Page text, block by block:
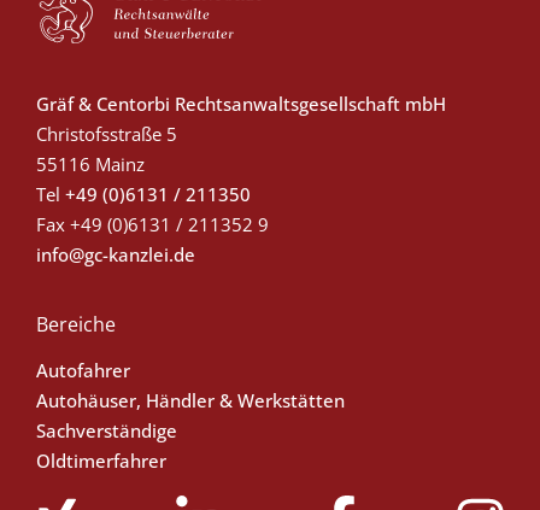
Gräf & Centorbi Rechtsanwaltsgesellschaft mbH
Christofsstraße 5
55116 Mainz
Tel +49 (0)6131 / 211350
Fax +49 (0)6131 / 211352 9
info@gc-kanzlei.de
Bereiche
Autofahrer
Autohäuser, Händler & Werkstätten
Sachverständige
Oldtimerfahrer